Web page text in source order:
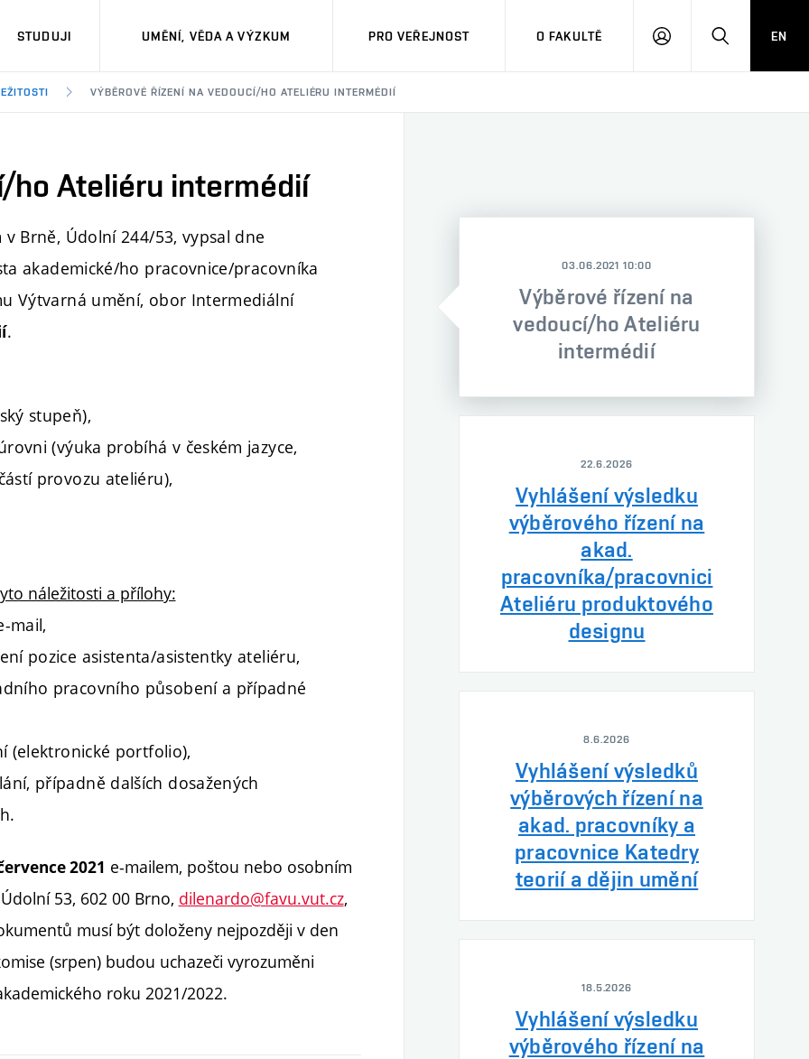
STUDUJI UMĚNÍ, VĚDA A VÝZKUM PRO VEŘEJNOST O FAKULTĚ
PŘIHLÁSITHLEDAT
EN
VÝBĚROVÉ ŘÍZENÍ NA VEDOUCÍ/HO ATELIÉRU INTERMÉDIÍ
ho Ateliéru intermédií
Brně, Údolní 244/53, vypsal dne
akademické/ho pracovnice/pracovníka
Výtvarná umění, obor Intermediální
.
stupeň),
(výuka probíhá v českém jazyce,
provozu ateliéru),
náležitosti a přílohy:
mail,
pozice asistenta/asistentky ateliéru,
pracovního působení a případné
(elektronické portfolio),
případně dalších dosažených
2021 e-mailem, poštou nebo osobním
53, 602 00 Brno, dilenardo@favu.vut.cz,
musí být doloženy nejpozději v den
(srpen) budou uchazeči vyrozuměni
roku 2021/2022.
03.06.2021 10:00
Výběrové řízení na
vedoucí/ho Ateliéru
intermédií
22.6.2026
Vyhlášení výsledku
výběrového řízení na
akad.
pracovníka/pracovnici
Ateliéru produktového
designu
8.6.2026
Vyhlášení výsledků
výběrových řízení na
akad. pracovníky a
pracovnice Katedry
teorií a dějin umění
18.5.2026
Vyhlášení výsledku
výběrového řízení na